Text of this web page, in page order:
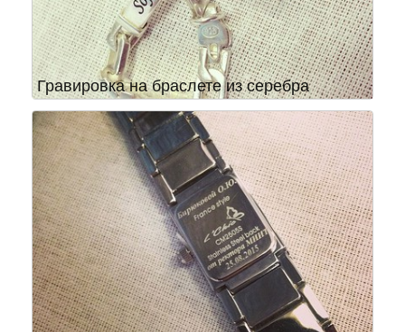
Гравировка на браслете из серебра